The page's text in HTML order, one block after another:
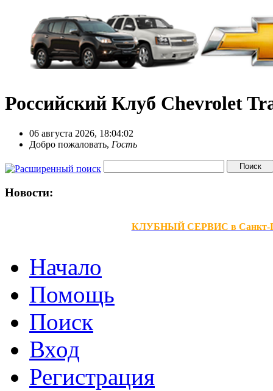
Российский Клуб Chevrolet
06 августа 2026, 18:04:02
Добро пожаловать, Гость
Новости:
КЛУБНЫЙ СЕРВИС в Санкт-
Начало
Помощь
Поиск
Вход
Регистрация